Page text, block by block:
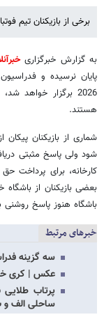
برخی از بازیکنان تیم
به گزارش خبرگزاری
پایان نرسیده و
2026 برگزار خواهد
هستند.
شماری از بازیکنان
شود ولی پاسخ مثبتی
کارخانه، برای پرداخت
بعضی بازیکنان از
باشگاه هنوز پاسخ
خبرهای مرتبط
سه گزینه
عکس | کری
پرتاب
ساحلی الف و ب